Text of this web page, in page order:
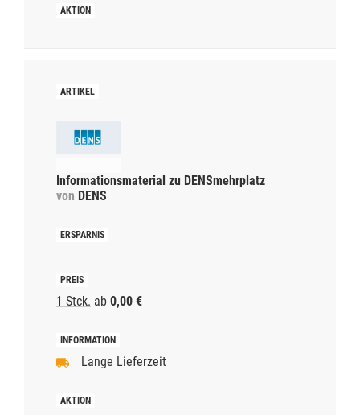
Informationsmaterial zu DENSmehrplatz
von DENS
1 Stck. ab 0,00 €
Lange Lieferzeit